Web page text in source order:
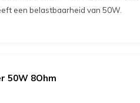
een belastbaarheid van 50W.
50W 8Ohm